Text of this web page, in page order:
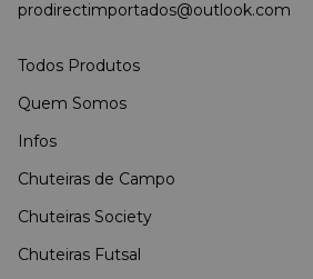
prodirectimportados@outlook.com
Todos Produtos
Quem Somos
Infos
Chuteiras de Campo
Chuteiras Society
Chuteiras Futsal